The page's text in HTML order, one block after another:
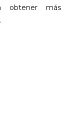
obtener más